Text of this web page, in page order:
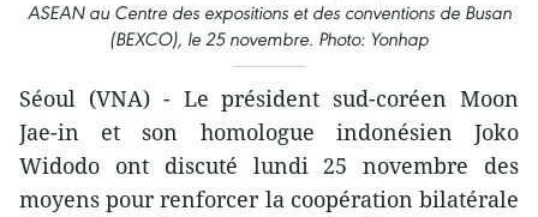
ASEAN au Centre des expositions et des conventions de Busan
(BEXCO), le 25 novembre. Photo: Yonhap
Séoul (VNA) - Le président sud-coréen Moon
Jae-in et son homologue indonésien Joko
Widodo ont discuté lundi 25 novembre des
moyens pour renforcer la coopération bilatérale